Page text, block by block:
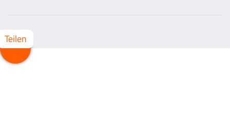
Teilen
Whatsapp
Facebook
X